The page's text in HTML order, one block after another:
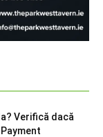
Verifică dacă